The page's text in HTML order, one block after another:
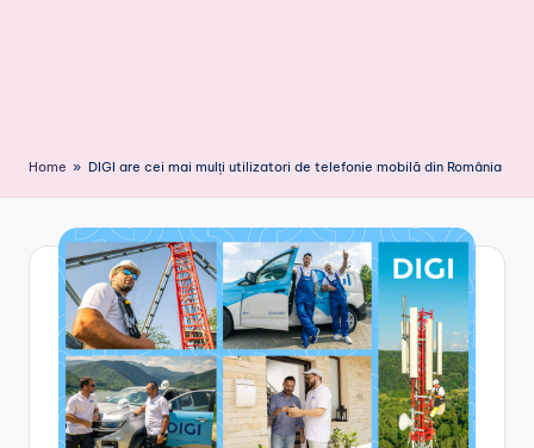
Home » DIGI are cei mai mulți utilizatori de telefonie mobilă din România